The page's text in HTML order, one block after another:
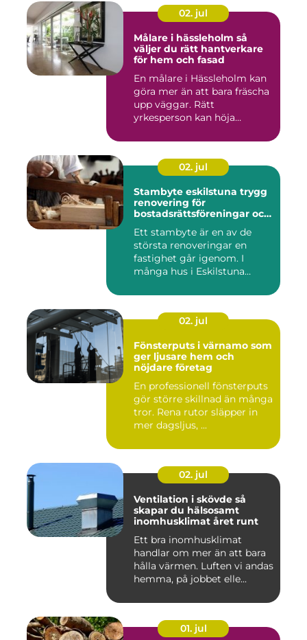
02. jul
Målare i hässleholm så
väljer du rätt hantverkare
för hem och fasad
En målare i Hässleholm kan
göra mer än att bara fräscha
upp väggar. Rätt
yrkesperson kan höja
02. jul
Stambyte eskilstuna trygg
renovering för
bostadsrättsföreningar och
Ett stambyte är en av de
största renoveringar en
fastighet går igenom. I
många hus i Eskilstuna
02. jul
Fönsterputs i värnamo som
ger ljusare hem och
nöjdare företag
En professionell fönsterputs
gör större skillnad än många
tror. Rena rutor släpper in
mer dagsljus, ...
02. jul
Ventilation i skövde så
skapar du hälsosamt
inomhusklimat året runt
Ett bra inomhusklimat
handlar om mer än att bara
hålla värmen. Luften vi andas
hemma, på jobbet elle...
01. jul